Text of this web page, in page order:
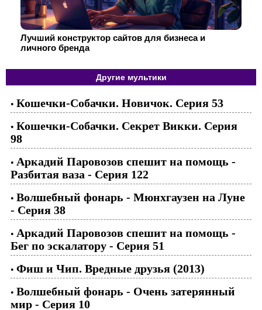
Лучший конструктор сайтов для бизнеса и
личного бренда
Другие мультики
• Кошечки-Собачки. Новичок. Серия 53
• Кошечки-Собачки. Секрет Викки. Серия
98
• Аркадий Паровозов спешит на помощь -
Разбитая ваза - Серия 122
• Волшебный фонарь - Мюнхгаузен на Луне
- Серия 38
• Аркадий Паровозов спешит на помощь -
Бег по эскалатору - Серия 51
• Фиш и Чип. Вредные друзья (2013)
• Волшебный фонарь - Очень затерянный
мир - Серия 10